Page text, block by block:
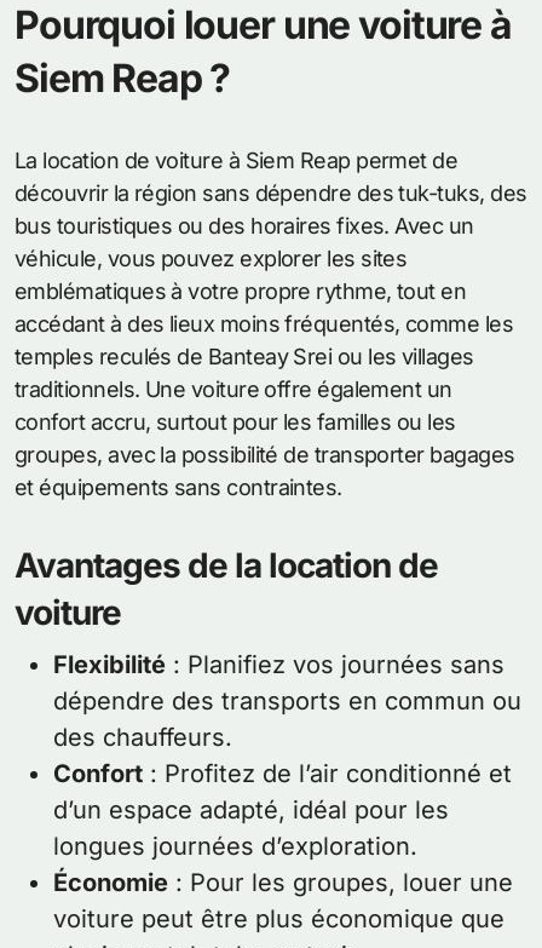
Pourquoi louer une voiture à
Siem Reap ?
La location de voiture à Siem Reap permet de
découvrir la région sans dépendre des tuk-tuks, des
bus touristiques ou des horaires fixes. Avec un
véhicule, vous pouvez explorer les sites
emblématiques à votre propre rythme, tout en
accédant à des lieux moins fréquentés, comme les
temples reculés de Banteay Srei ou les villages
traditionnels. Une voiture offre également un
confort accru, surtout pour les familles ou les
groupes, avec la possibilité de transporter bagages
et équipements sans contraintes.
Avantages de la location de
voiture
Flexibilité : Planifiez vos journées sans
dépendre des transports en commun ou
des chauffeurs.
Confort : Profitez de l’air conditionné et
d’un espace adapté, idéal pour les
longues journées d’exploration.
Économie : Pour les groupes, louer une
voiture peut être plus économique que